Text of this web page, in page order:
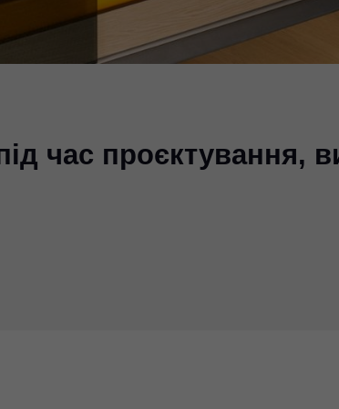
час проєктування,